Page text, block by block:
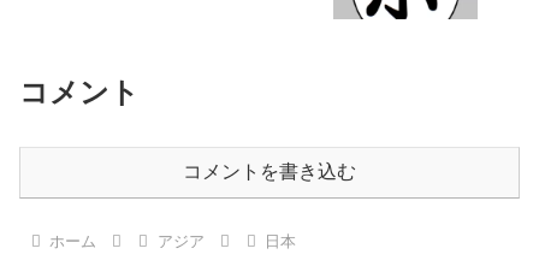
コメント
コメントを書き込む
ホーム アジア 日本